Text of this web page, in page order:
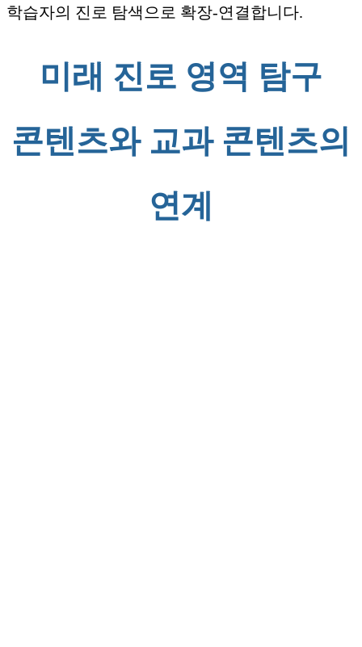
학습자의 진로 탐색으로 확장-연결합니다.
미래 진로 영역 탐구
콘텐츠와 교과 콘텐츠의
연계